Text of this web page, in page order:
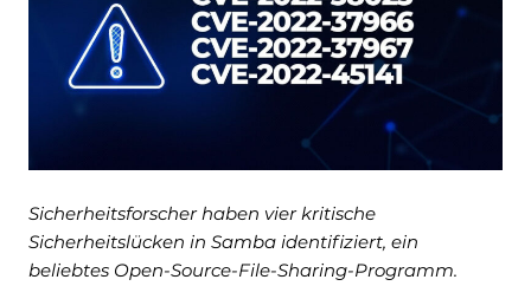
Sicherheitsforscher haben vier kritische
Sicherheitslücken in Samba identifiziert, ein
beliebtes Open-Source-File-Sharing-Programm.